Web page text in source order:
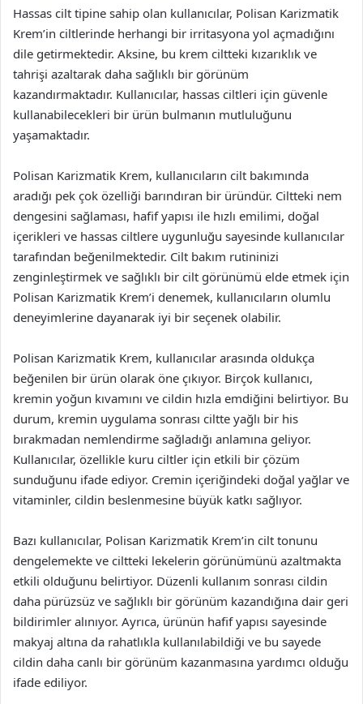
Hassas cilt tipine sahip olan kullanıcılar, Polisan Karizmatik
Krem’in ciltlerinde herhangi bir irritasyona yol açmadığını
dile getirmektedir. Aksine, bu krem ciltteki kızarıklık ve
tahrişi azaltarak daha sağlıklı bir görünüm
kazandırmaktadır. Kullanıcılar, hassas ciltleri için güvenle
kullanabilecekleri bir ürün bulmanın mutluluğunu
yaşamaktadır.
Polisan Karizmatik Krem, kullanıcıların cilt bakımında
aradığı pek çok özelliği barındıran bir üründür. Ciltteki nem
dengesini sağlaması, hafif yapısı ile hızlı emilimi, doğal
içerikleri ve hassas ciltlere uygunluğu sayesinde kullanıcılar
tarafından beğenilmektedir. Cilt bakım rutininizi
zenginleştirmek ve sağlıklı bir cilt görünümü elde etmek için
Polisan Karizmatik Krem’i denemek, kullanıcıların olumlu
deneyimlerine dayanarak iyi bir seçenek olabilir.
Polisan Karizmatik Krem, kullanıcılar arasında oldukça
beğenilen bir ürün olarak öne çıkıyor. Birçok kullanıcı,
kremin yoğun kıvamını ve cildin hızla emdiğini belirtiyor. Bu
durum, kremin uygulama sonrası ciltte yağlı bir his
bırakmadan nemlendirme sağladığı anlamına geliyor.
Kullanıcılar, özellikle kuru ciltler için etkili bir çözüm
sunduğunu ifade ediyor. Cremin içeriğindeki doğal yağlar ve
vitaminler, cildin beslenmesine büyük katkı sağlıyor.
Bazı kullanıcılar, Polisan Karizmatik Krem’in cilt tonunu
dengelemekte ve ciltteki lekelerin görünümünü azaltmakta
etkili olduğunu belirtiyor. Düzenli kullanım sonrası cildin
daha pürüzsüz ve sağlıklı bir görünüm kazandığına dair geri
bildirimler alınıyor. Ayrıca, ürünün hafif yapısı sayesinde
makyaj altına da rahatlıkla kullanılabildiği ve bu sayede
cildin daha canlı bir görünüm kazanmasına yardımcı olduğu
ifade ediliyor.